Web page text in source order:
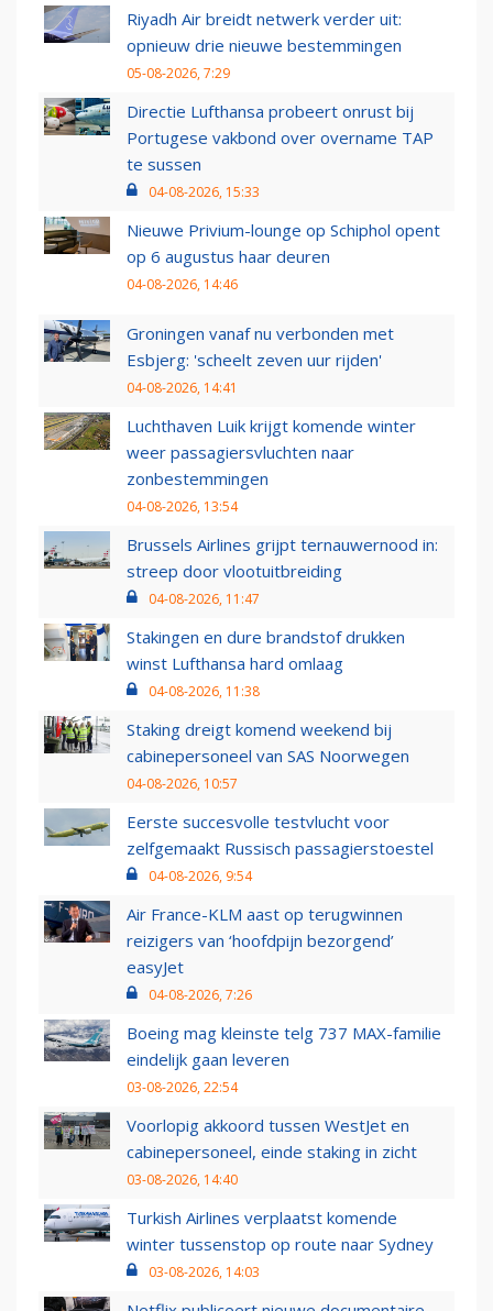
Riyadh Air breidt netwerk verder uit:
opnieuw drie nieuwe bestemmingen
05-08-2026, 7:29
Directie Lufthansa probeert onrust bij
Portugese vakbond over overname TAP
te sussen
04-08-2026, 15:33
Nieuwe Privium-lounge op Schiphol opent
op 6 augustus haar deuren
04-08-2026, 14:46
Groningen vanaf nu verbonden met
Esbjerg: 'scheelt zeven uur rijden'
04-08-2026, 14:41
Luchthaven Luik krijgt komende winter
weer passagiersvluchten naar
zonbestemmingen
04-08-2026, 13:54
Brussels Airlines grijpt ternauwernood in:
streep door vlootuitbreiding
04-08-2026, 11:47
Stakingen en dure brandstof drukken
winst Lufthansa hard omlaag
04-08-2026, 11:38
Staking dreigt komend weekend bij
cabinepersoneel van SAS Noorwegen
04-08-2026, 10:57
Eerste succesvolle testvlucht voor
zelfgemaakt Russisch passagierstoestel
04-08-2026, 9:54
Air France-KLM aast op terugwinnen
reizigers van ‘hoofdpijn bezorgend’
easyJet
04-08-2026, 7:26
Boeing mag kleinste telg 737 MAX-familie
eindelijk gaan leveren
03-08-2026, 22:54
Voorlopig akkoord tussen WestJet en
cabinepersoneel, einde staking in zicht
03-08-2026, 14:40
Turkish Airlines verplaatst komende
winter tussenstop op route naar Sydney
03-08-2026, 14:03